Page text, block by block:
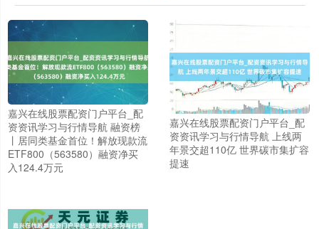
嘉兴在线股票配资门户平台_配
资资讯学习与行情导航 融资榜
丨居同类基金首位！解放现款流
ETF800（563580）融资净买
入124.4万元
嘉兴在线股票配资门户平台_配
资资讯学习与行情导航 上线两
年景交超110亿 世界碳市集扩容
提速